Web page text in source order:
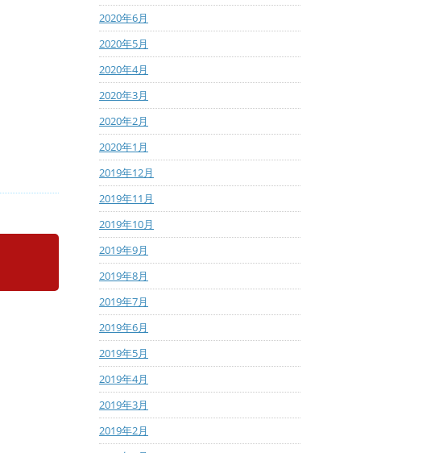
2020年6月
2020年5月
2020年4月
2020年3月
2020年2月
2020年1月
2019年12月
2019年11月
2019年10月
2019年9月
2019年8月
2019年7月
2019年6月
2019年5月
2019年4月
2019年3月
2019年2月